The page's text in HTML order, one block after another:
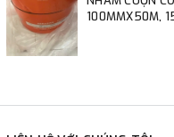
100MMX50M,